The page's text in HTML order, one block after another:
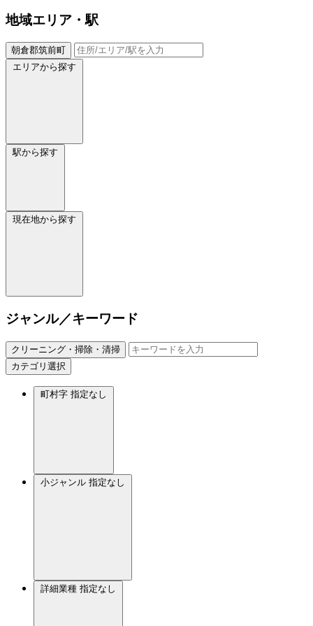
地域エリア・駅
朝倉郡筑前町
エリアから探す
駅から探す
現在地から探す
ジャンル／キーワード
クリーニング・掃除・清掃
カテゴリ選択
町村字 指定なし
小ジャンル 指定なし
詳細業種 指定なし